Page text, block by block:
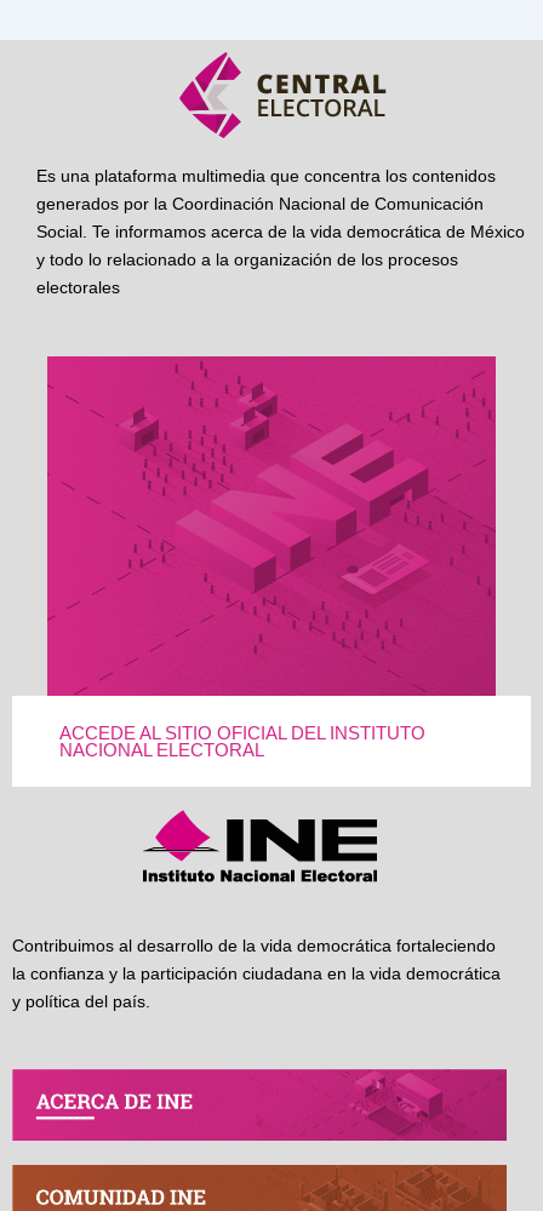
Es una plataforma multimedia que concentra los contenidos
generados por la Coordinación Nacional de Comunicación
Social. Te informamos acerca de la vida democrática de México
y todo lo relacionado a la organización de los procesos
electorales
ACCEDE AL SITIO OFICIAL DEL INSTITUTO
NACIONAL ELECTORAL
Contribuimos al desarrollo de la vida democrática fortaleciendo
la confianza y la participación ciudadana en la vida democrática
y política del país.